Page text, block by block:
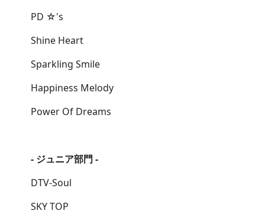
PD ☆'s
Shine Heart
Sparkling Smile
Happiness Melody
Power Of Dreams
- ジュニア部門 -
DTV-Soul
SKY TOP